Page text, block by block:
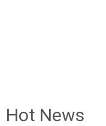
Hot News